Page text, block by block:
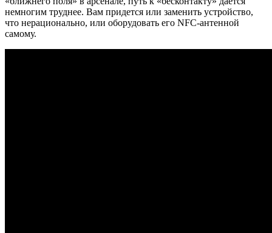
немногим труднее. Вам придется или заменить устройство,
что нерационально, или оборудовать его NFC-антенной
самому.